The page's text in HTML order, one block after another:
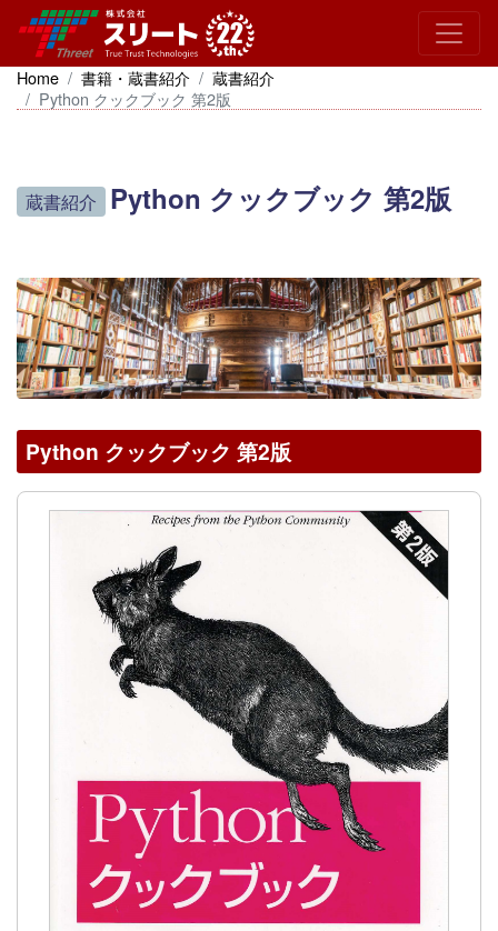
Home 書籍・蔵書紹介
蔵書紹介
Python クックブック 第2版
蔵書紹介 Python クックブック 第2版
Python クックブック 第2版